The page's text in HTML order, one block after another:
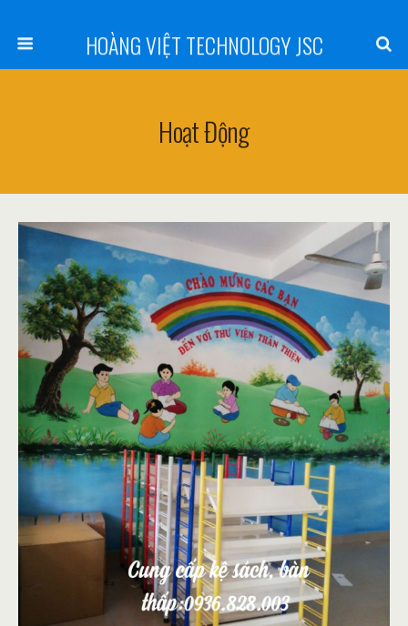
HOÀNG VIỆT TECHNOLOGY JSC
Hoạt Động